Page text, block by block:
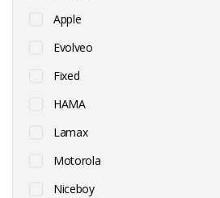
Apple
Evolveo
Fixed
HAMA
Lamax
Motorola
Niceboy